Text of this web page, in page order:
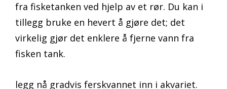
fra fisketanken ved hjelp av et rør. Du kan i
tillegg bruke en hevert å gjøre det; det
virkelig gjør det enklere å fjerne vann fra
fisken tank.
legg nå gradvis ferskvannet inn i akvariet.